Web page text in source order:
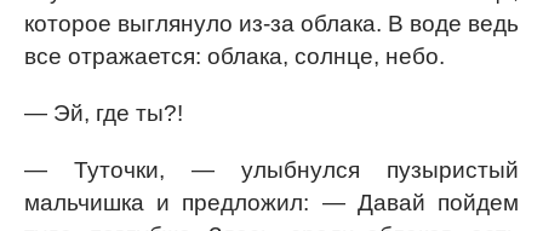
которое выглянуло из-за облака. В воде ведь
все отражается: облака, солнце, небо.
— Эй, где ты?!
— Туточки, — улыбнулся пузыристый
мальчишка и предложил: — Давай пойдем